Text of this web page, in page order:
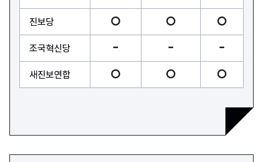
진보당
조국혁신당
새진보연합